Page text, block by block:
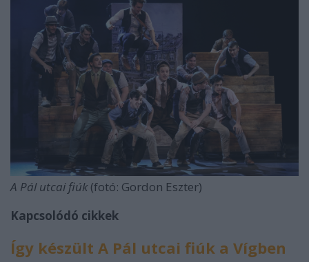
A Pál utcai fiúk (fotó: Gordon Eszter)
Kapcsolódó cikkek
Így készült A Pál utcai fiúk a Vígben